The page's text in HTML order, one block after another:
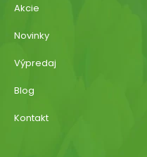
Akcie
Novinky
Výpredaj
Blog
Kontakt